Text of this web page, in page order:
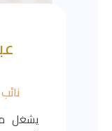
يشغل